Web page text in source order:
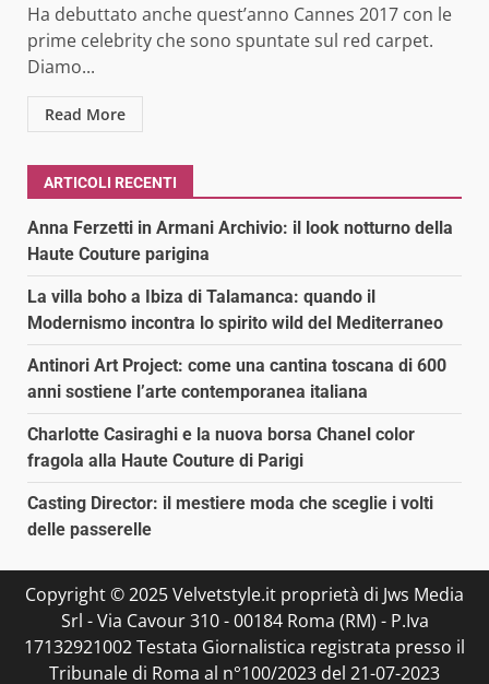
Ha debuttato anche quest’anno Cannes 2017 con le
prime celebrity che sono spuntate sul red carpet.
Diamo...
Read More
ARTICOLI RECENTI
Anna Ferzetti in Armani Archivio: il look notturno della
Haute Couture parigina
La villa boho a Ibiza di Talamanca: quando il
Modernismo incontra lo spirito wild del Mediterraneo
Antinori Art Project: come una cantina toscana di 600
anni sostiene l’arte contemporanea italiana
Charlotte Casiraghi e la nuova borsa Chanel color
fragola alla Haute Couture di Parigi
Casting Director: il mestiere moda che sceglie i volti
delle passerelle
Copyright © 2025 Velvetstyle.it proprietà di Jws Media
Srl - Via Cavour 310 - 00184 Roma (RM) - P.Iva
17132921002 Testata Giornalistica registrata presso il
Tribunale di Roma al n°100/2023 del 21-07-2023